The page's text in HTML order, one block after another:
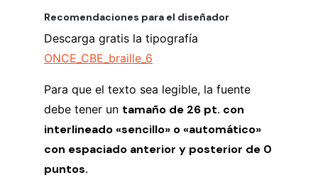
Recomendaciones para el diseñador
Descarga gratis la tipografía
ONCE_CBE_braille_6
Para que el texto sea legible, la fuente
debe tener un tamaño de 26 pt. con
interlineado «sencillo» o «automático»
con espaciado anterior y posterior de 0
puntos.